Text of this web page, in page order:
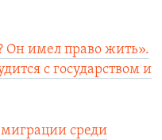
Он имел право жить».
с государством и
миграции среди